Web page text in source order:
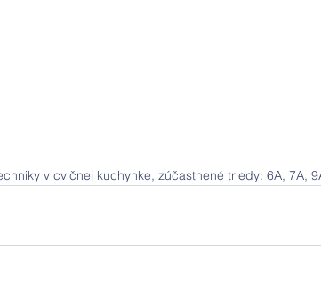
v cvičnej kuchynke, zúčastnené triedy: 6A, 7A,